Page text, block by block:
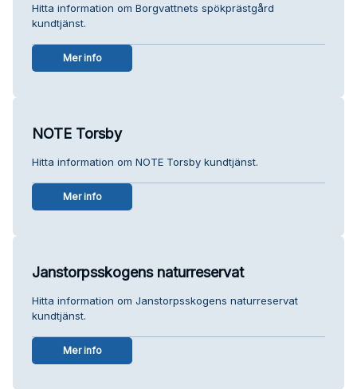
Hitta information om Borgvattnets spökprästgård
kundtjänst.
Mer info
NOTE Torsby
Hitta information om NOTE Torsby kundtjänst.
Mer info
Janstorpsskogens naturreservat
Hitta information om Janstorpsskogens naturreservat
kundtjänst.
Mer info